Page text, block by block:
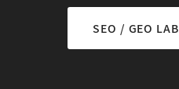
SEO / GEO LAB